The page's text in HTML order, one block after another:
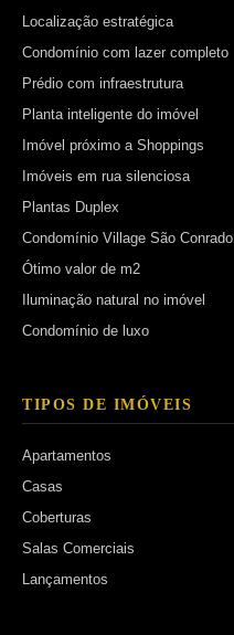
Localização estratégica
Condomínio com lazer completo
Prédio com infraestrutura
Planta inteligente do imóvel
Imóvel próximo a Shoppings
Imóveis em rua silenciosa
Plantas Duplex
Condomínio Village São Conrado
Ótimo valor de m2
Iluminação natural no imóvel
Condomínio de luxo
TIPOS DE IMÓVEIS
Apartamentos
Casas
Coberturas
Salas Comerciais
Lançamentos